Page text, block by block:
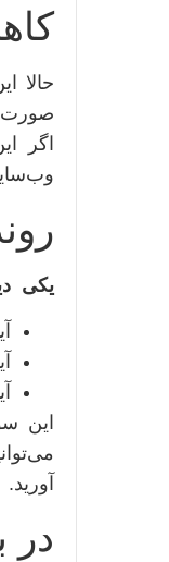
حالا
صورت
اگر
یکی
این‌
آورید.
در